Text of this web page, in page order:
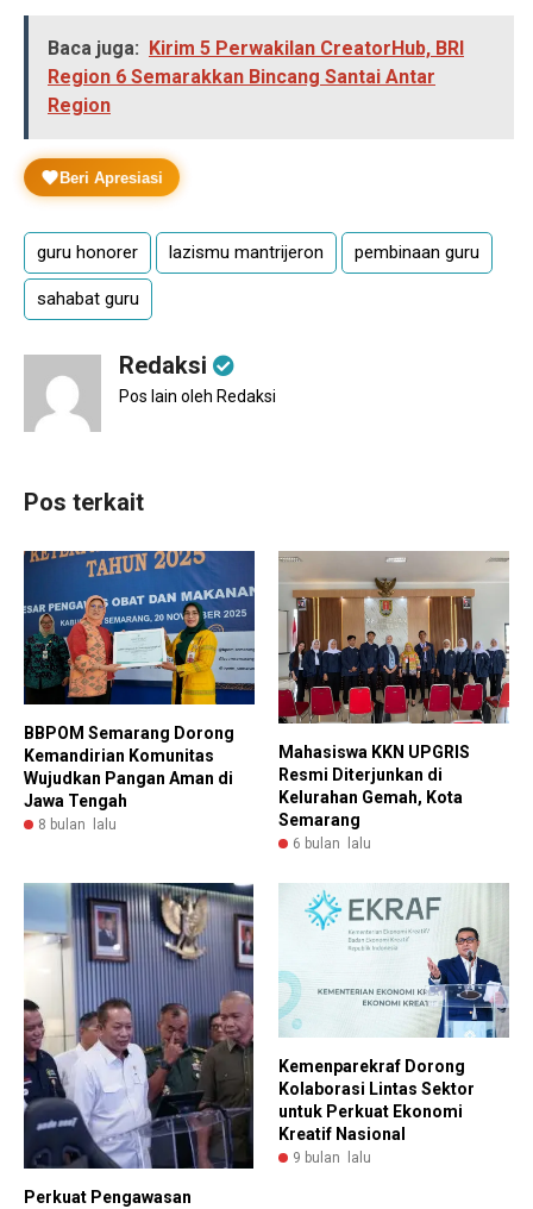
Baca juga: Kirim 5 Perwakilan CreatorHub, BRI
Region 6 Semarakkan Bincang Santai Antar
Region
Beri Apresiasi
guru honorer lazismu mantrijeron pembinaan guru
sahabat guru
Redaksi
Pos lain oleh Redaksi
Pos terkait
BBPOM Semarang Dorong
Kemandirian Komunitas
Wujudkan Pangan Aman di
Jawa Tengah
8 bulan lalu
Mahasiswa KKN UPGRIS
Resmi Diterjunkan di
Kelurahan Gemah, Kota
Semarang
6 bulan lalu
Perkuat Pengawasan
Kemenparekraf Dorong
Kolaborasi Lintas Sektor
untuk Perkuat Ekonomi
Kreatif Nasional
9 bulan lalu